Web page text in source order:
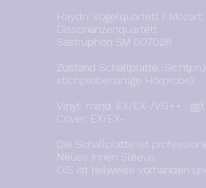
Haydn: Vogelquartett / Mozart:
Dissonanzenquartett
Sastruphon SM 007028
Zustand Schallplatte
stichprobenartige Hörprobe):
Vinyl: mind. EX/EX-/VG++ ,
Cover: EX/EX-
Die Schallplatte ist
Neues Innen Sleeve.
OIS ist teilweise vorhanden